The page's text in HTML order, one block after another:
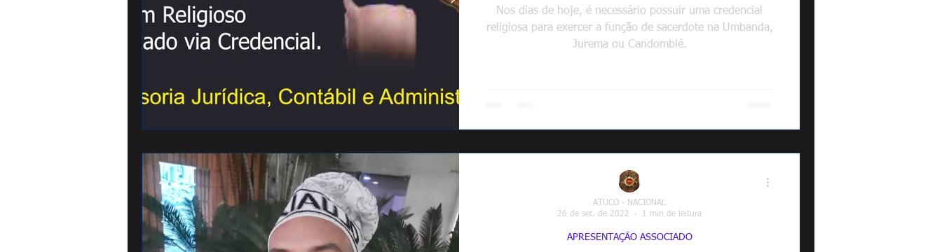
Nos dias de hoje, é necessário possuir uma credencial
religiosa para exercer a função de sacerdote na Umbanda,
Jurema ou Candomblé.
APRESENTAÇÃO ASSOCIADO
ATUCO - NACIONAL
26 de set. de 2022
1 min de leitura